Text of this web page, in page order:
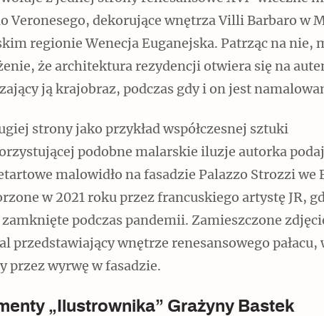
Veronesego, dekorujące wnętrza Villi Barbaro w
regionie Wenecja Euganejska. Patrząc na nie,
że architektura rezydencji otwiera się na
ją krajobraz, podczas gdy i on jest
strony jako przykład współczesnej sztuki
podobne malarskie iluzje autorka
malowidło na fasadzie Palazzo Strozzi we
w 2021 roku przez francuskiego artystę JR,
zamknięte podczas pandemii. Zamieszczone
przedstawiający wnętrze renesansowego pałacu,
przez wyrwę w fasadzie.
„Ilustrownika” Grażyny Bastek